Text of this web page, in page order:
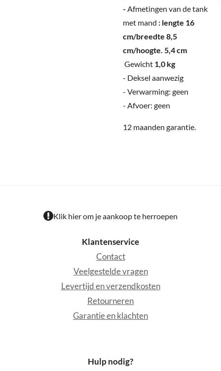
- Afmetingen van de tank
met mand : lengte 16
cm/breedte 8,5
cm/hoogte. 5,4 cm
Gewicht 1,0 kg
- Deksel aanwezig
- Verwarming: geen
- Afvoer: geen
12 maanden garantie.
Klik hier om je aankoop te herroepen
Klantenservice
Contact
Veelgestelde vragen
Levertijd en verzendkosten
Retourneren
Garantie en klachten
Hulp nodig?